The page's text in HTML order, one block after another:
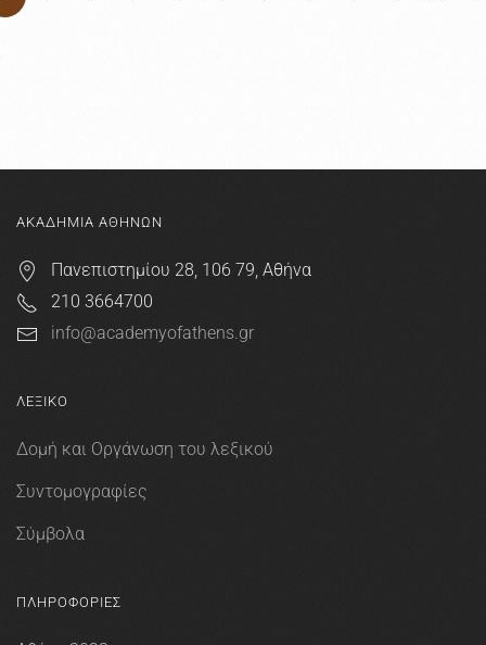
ΑΚΑΔΗΜΙΑ ΑΘΗΝΩΝ
Πανεπιστημίου 28, 106 79, Αθήνα
210 3664700
info@academyofathens.gr
ΛΕΞΙΚΟ
Δομή και Οργάνωση του λεξικού
Συντομογραφίες
Σύμβολα
ΠΛΗΡΟΦΟΡΙΕΣ